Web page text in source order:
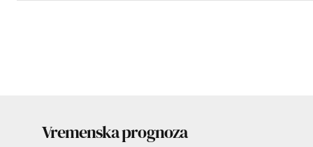
Vremenska prognoza